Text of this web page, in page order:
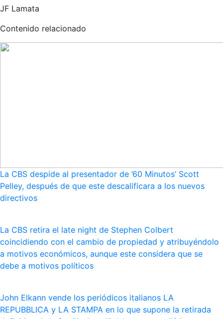
JF Lamata
Contenido relacionado
La CBS despide al presentador de ’60 Minutos’ Scott
Pelley, después de que este descalificara a los nuevos
directivos
La CBS retira el late night de Stephen Colbert
coincidiendo con el cambio de propiedad y atribuyéndolo
a motivos económicos, aunque este considera que se
debe a motivos políticos
John Elkann vende los periódicos italianos LA
REPUBBLICA y LA STAMPA en lo que supone la retirada